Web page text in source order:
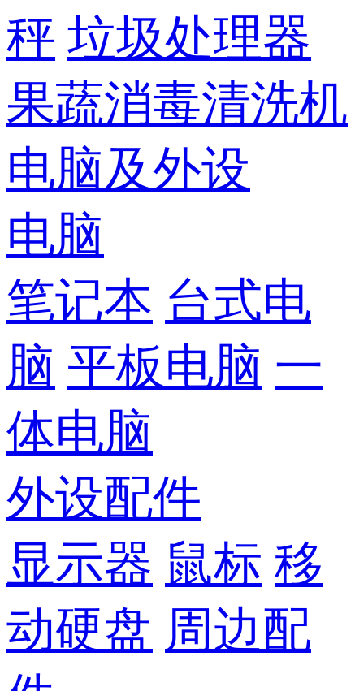
秤 垃圾处理器
果蔬消毒清洗机
电脑及外设
电脑
笔记本 台式电
脑 平板电脑 一
体电脑
外设配件
显示器 鼠标 移
动硬盘 周边配